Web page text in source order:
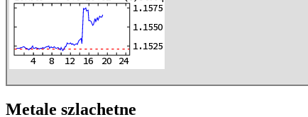
Metale szlachetne